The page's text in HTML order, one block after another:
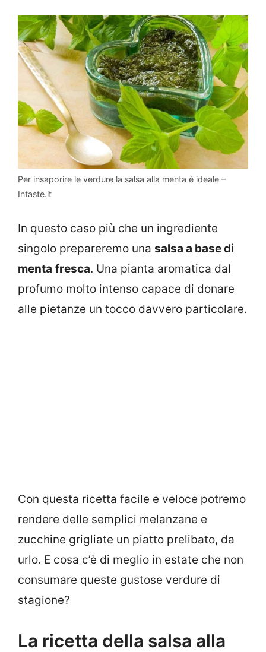
Per insaporire le verdure la salsa alla menta è ideale –
Intaste.it
In questo caso più che un ingrediente
singolo prepareremo una salsa a base di
menta fresca. Una pianta aromatica dal
profumo molto intenso capace di donare
alle pietanze un tocco davvero particolare.
Con questa ricetta facile e veloce potremo
rendere delle semplici melanzane e
zucchine grigliate un piatto prelibato, da
urlo. E cosa c’è di meglio in estate che non
consumare queste gustose verdure di
stagione?
La ricetta della salsa alla